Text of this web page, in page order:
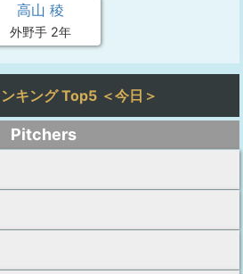
高山 稜
外野手 2年
キング Top5 ＜今日＞
Pitchers